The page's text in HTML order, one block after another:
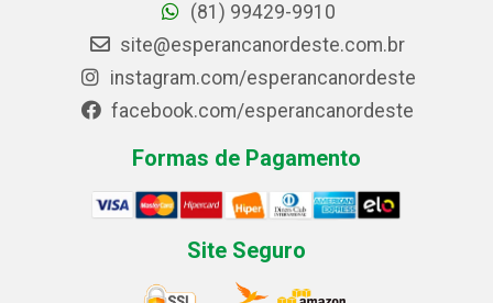
(81) 99429-9910
site@esperancanordeste.com.br
instagram.com/esperancanordeste
facebook.com/esperancanordeste
Formas de Pagamento
Site Seguro